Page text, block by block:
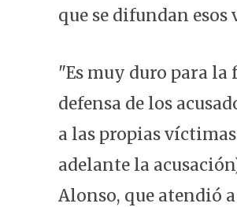
que se difundan esos
"Es muy duro para
defensa de los
a las propias
adelante la
Alonso, que atendió